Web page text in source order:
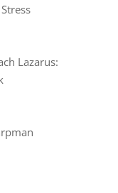
Lazarus: